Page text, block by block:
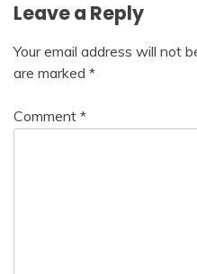
Leave a Reply
Your email address will not
are marked *
Comment *